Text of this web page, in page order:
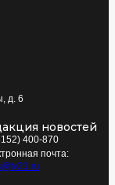
д. 6
новостей
400-870
почта: